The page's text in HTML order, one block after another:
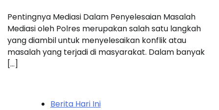
Pentingnya Mediasi Dalam Penyelesaian Masalah
Mediasi oleh Polres merupakan salah satu langkah
yang diambil untuk menyelesaikan konflik atau
masalah yang terjadi di masyarakat. Dalam banyak
[…]
Berita Hari Ini